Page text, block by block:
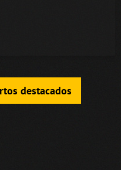
destacados